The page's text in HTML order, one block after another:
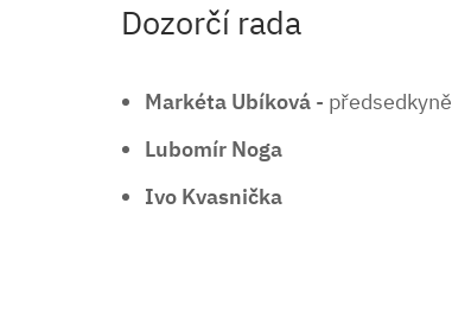
Dozorčí rada
Markéta Ubíková - předsedkyně
Lubomír Noga
Ivo Kvasnička